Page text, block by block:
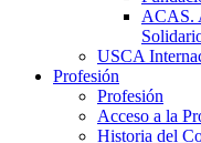
ACAS.
USCA
Profesión
Profesión
Acceso a la
Historia del